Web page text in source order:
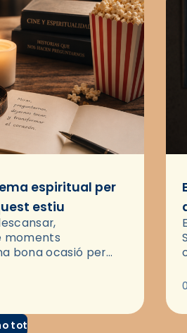
espiritual per
estiu
moments
bona ocasió per
sobre les…
tot